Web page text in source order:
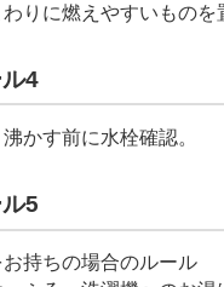
りに燃えやすいものを
4
かす前に水栓確認。
5
持ちの場合のルール